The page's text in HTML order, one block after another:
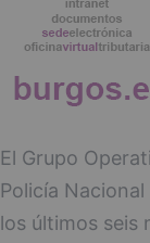
El Grupo
Policía
los últimos seis